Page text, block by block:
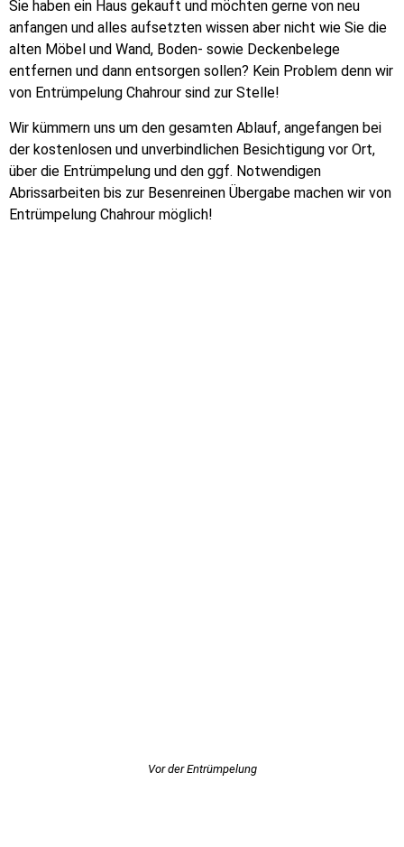
Sie haben ein Haus gekauft und möchten gerne von neu
anfangen und alles aufsetzten wissen aber nicht wie Sie die
alten Möbel und Wand, Boden- sowie Deckenbelege
entfernen und dann entsorgen sollen? Kein Problem denn wir
von Entrümpelung Chahrour sind zur Stelle!
Wir kümmern uns um den gesamten Ablauf, angefangen bei
der kostenlosen und unverbindlichen Besichtigung vor Ort,
über die Entrümpelung und den ggf. Notwendigen
Abrissarbeiten bis zur Besenreinen Übergabe machen wir von
Entrümpelung Chahrour möglich!
Vor der Entrümpelung